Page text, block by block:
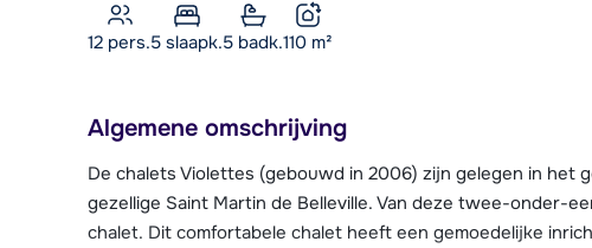
12 pers.5 slaapk.5 badk.110 m²
Algemene omschrijving
De chalets Violettes (gebouwd in 2006) zijn gelegen in het
gezellige Saint Martin de Belleville. Van deze twee-onder-
chalet. Dit comfortabele chalet heeft een gemoedelijke